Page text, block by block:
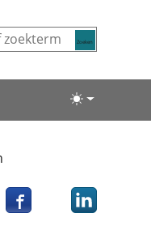
Lichte/
op Bluesky
Deel dit item op
Deel dit